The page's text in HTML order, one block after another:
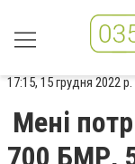
17:15, 15 грудня 2022 р.
Мені
700 БМР,